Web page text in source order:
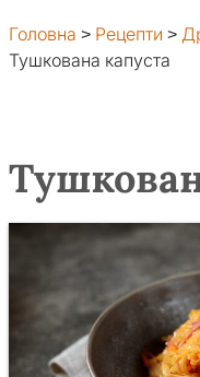
Головна > Рецепти >
Тушкована капуста